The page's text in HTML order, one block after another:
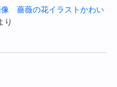
薔薇の花イラストかわい
り